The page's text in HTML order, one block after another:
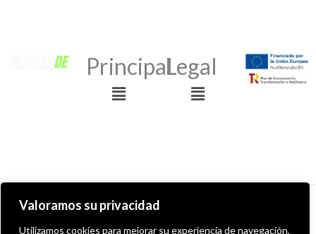
Valoramos su privacidad
Utilizamos cookies para mejorar su experiencia de navegación,
Principal
Menú
Legal
Menú